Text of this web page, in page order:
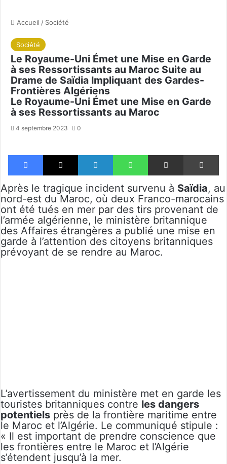
Accueil / Société
Société
Le Royaume-Uni Émet une Mise en Garde
à ses Ressortissants au Maroc Suite au
Drame de Saïdia Impliquant des Gardes-
Frontières Algériens
Le Royaume-Uni Émet une Mise en Garde
à ses Ressortissants au Maroc
4 septembre 2023 0
Facebook X Linkedin WhatsApp Partager par email
Après le tragique incident survenu à Saïdia, au
nord-est du Maroc, où deux Franco-marocains
ont été tués en mer par des tirs provenant de
l’armée algérienne, le ministère britannique
des Affaires étrangères a publié une mise en
garde à l’attention des citoyens britanniques
prévoyant de se rendre au Maroc.
L’avertissement du ministère met en garde les
touristes britanniques contre les dangers
potentiels près de la frontière maritime entre
le Maroc et l’Algérie. Le communiqué stipule :
« Il est important de prendre conscience que
les frontières entre le Maroc et l’Algérie
s’étendent jusqu’à la mer.